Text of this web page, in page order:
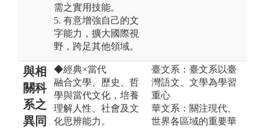
需之實用技能。
5. 有意增強自己的文
字能力，擴大國際視
野，跨足其他領域。
與相
關科
系之
異同
◆經典×當代
融合文學、歷史、哲
學與當代文化，培養
理解人性、社會及文
化思辨能力。
臺文系：臺文系以臺
灣語文、文學為學習
重心
華文系：關注現代、
世界各區域的重要華